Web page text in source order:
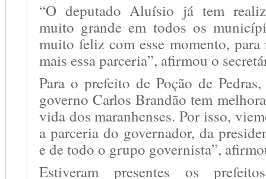
“O deputado Aluísio já tem
muito grande em todos os
muito feliz com esse momento, para
mais essa parceria”, afirmou o
Para o prefeito de Poção de
governo Carlos Brandão tem
vida dos maranhenses. Por isso,
a parceria do governador, da
e de todo o grupo governista”,
Estiveram presentes os